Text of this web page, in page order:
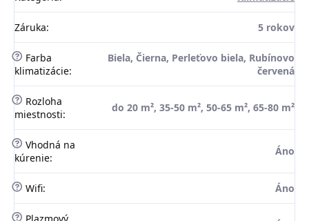
Záruka: 5 rokov
? Farba
klimatizácie:
Biela, Čierna, Perleťovo biela, Rubínovo
červená
? Rozloha
miestnosti:
do 20 m², 35-50 m², 50-65 m², 65-80 m²
? Vhodná na
kúrenie:
Áno
? Wifi: Áno
? Plazmový